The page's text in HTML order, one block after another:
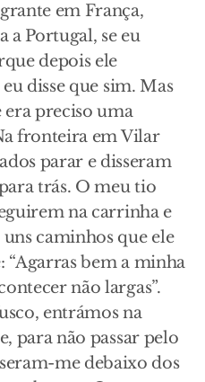
em França,
a Portugal, se eu
depois ele
disse que sim. Mas
era preciso uma
fronteira em Vilar
parar e disseram
trás. O meu tio
na carrinha e
caminhos que ele
“Agarras bem a minha
não largas”.
entrámos na
para não passar pelo
me debaixo dos